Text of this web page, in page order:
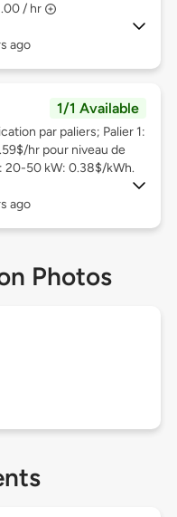
/ hr
ago
1/1 Available
par paliers; Palier 1:
hr pour niveau de
20-50 kW: 0.38$/kWh.
ago
Photos